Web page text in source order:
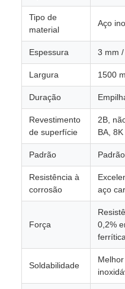
Tipo de
material
Aço
Espessura 3 mm
Largura 1500
Duração
Revestimento
de superfície
2B,
BA,
Padrão
Resistência à
corrosão
aço
Força
0,2%
Soldabilidade